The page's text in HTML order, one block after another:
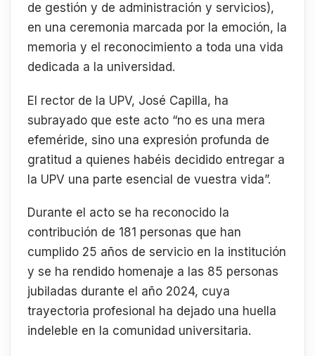
de gestión y de administración y servicios),
en una ceremonia marcada por la emoción, la
memoria y el reconocimiento a toda una vida
dedicada a la universidad.
El rector de la UPV, José Capilla, ha
subrayado que este acto “no es una mera
efeméride, sino una expresión profunda de
gratitud a quienes habéis decidido entregar a
la UPV una parte esencial de vuestra vida”.
Durante el acto se ha reconocido la
contribución de 181 personas que han
cumplido 25 años de servicio en la institución
y se ha rendido homenaje a las 85 personas
jubiladas durante el año 2024, cuya
trayectoria profesional ha dejado una huella
indeleble en la comunidad universitaria.